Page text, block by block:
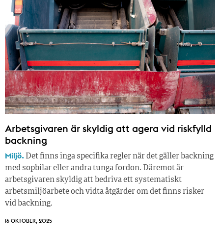
Arbetsgivaren är skyldig att agera vid riskfylld
backning
Miljö. Det finns inga specifika regler när det gäller backning
med sopbilar eller andra tunga fordon. Däremot är
arbetsgivaren skyldig att bedriva ett systematiskt
arbetsmiljöarbete och vidta åtgärder om det finns risker
vid backning.
16 OKTOBER, 2025